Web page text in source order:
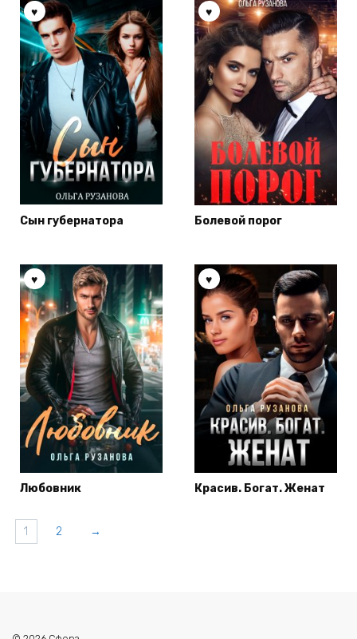
Сын губернатора Болевой порог
Любовник Красив. Богат. Женат
1 2 →